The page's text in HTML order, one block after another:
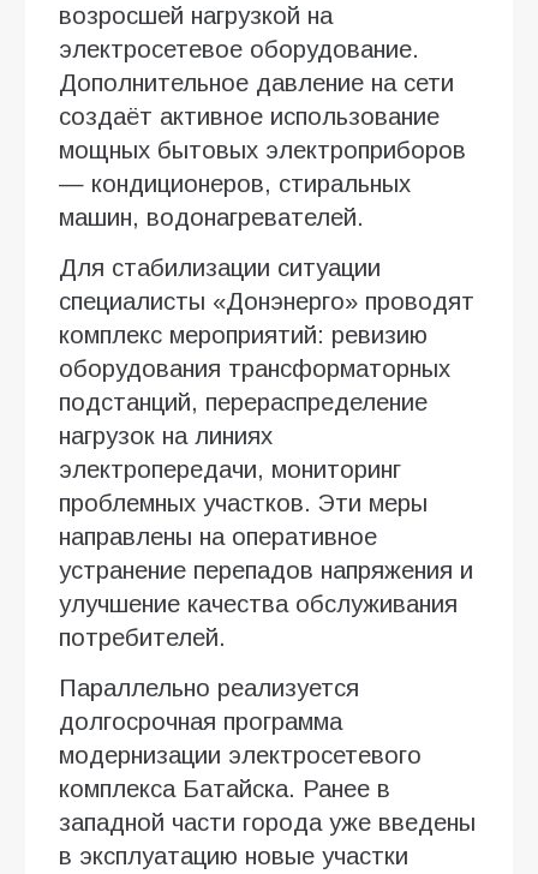
возросшей нагрузкой на
электросетевое оборудование.
Дополнительное давление на сети
создаёт активное использование
мощных бытовых электроприборов
— кондиционеров, стиральных
машин, водонагревателей.
Для стабилизации ситуации
специалисты «Донэнерго» проводят
комплекс мероприятий: ревизию
оборудования трансформаторных
подстанций, перераспределение
нагрузок на линиях
электропередачи, мониторинг
проблемных участков. Эти меры
направлены на оперативное
устранение перепадов напряжения и
улучшение качества обслуживания
потребителей.
Параллельно реализуется
долгосрочная программа
модернизации электросетевого
комплекса Батайска. Ранее в
западной части города уже введены
в эксплуатацию новые участки